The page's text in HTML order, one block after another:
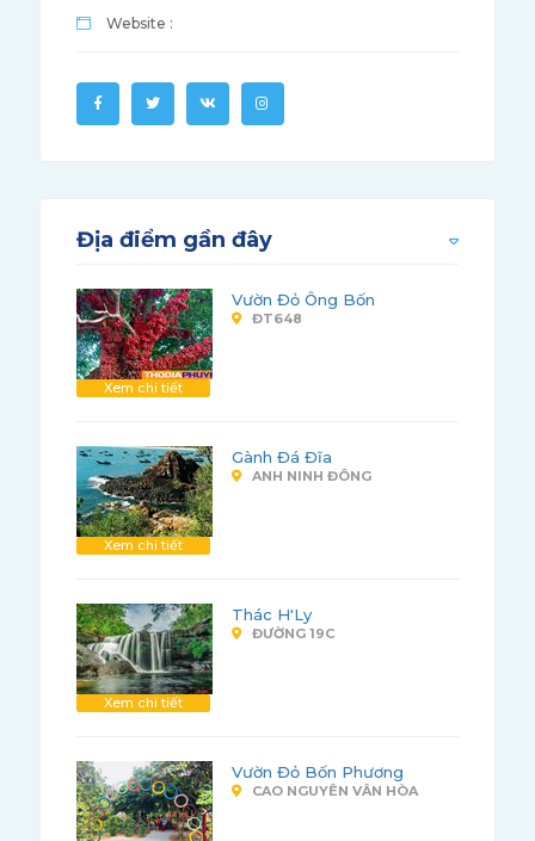
Website :
Địa điểm gần đây
Xem chi tiết
Vườn Đỏ Ông Bốn
ĐT648
Xem chi tiết
Gành Đá Đĩa
ANH NINH ĐÔNG
Xem chi tiết
Thác H'Ly
ĐƯỜNG 19C
Vườn Đỏ Bốn Phương
CAO NGUYÊN VÂN HÒA